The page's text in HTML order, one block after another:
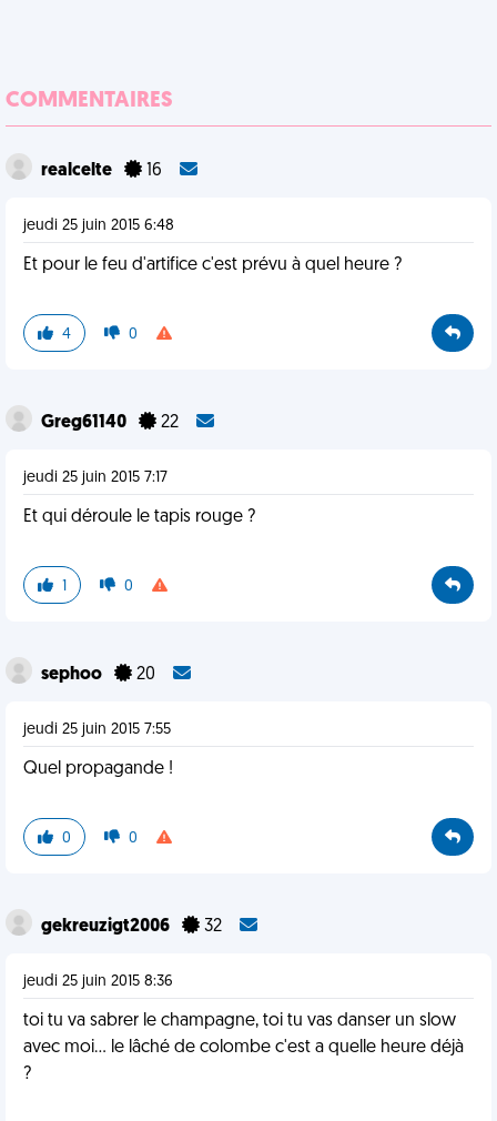
COMMENTAIRES
realcelte 16
jeudi 25 juin 2015 6:48
Et pour le feu d'artifice c'est prévu à quel heure ?
4 0
Greg61140 22
jeudi 25 juin 2015 7:17
Et qui déroule le tapis rouge ?
1 0
sephoo 20
jeudi 25 juin 2015 7:55
Quel propagande !
0 0
gekreuzigt2006 32
jeudi 25 juin 2015 8:36
toi tu va sabrer le champagne, toi tu vas danser un slow
avec moi... le lâché de colombe c'est a quelle heure déjà
?